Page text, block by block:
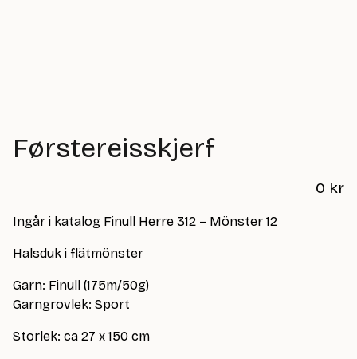
Førstereisskjerf
0 kr
Ingår i katalog Finull Herre 312 – Mönster 12
Halsduk i flätmönster
Garn: Finull (175m/50g)
Garngrovlek: Sport
Storlek: ca 27 x 150 cm